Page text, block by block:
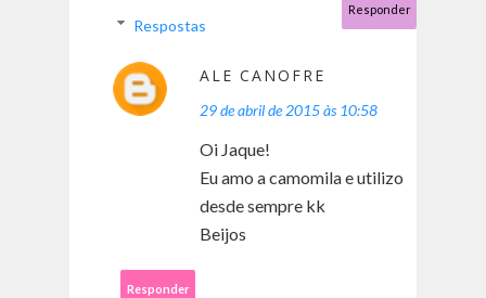
Responder
Respostas
ALE CANOFRE
29 de abril de 2015 às 10:58
Oi Jaque!
Eu amo a camomila e utilizo
desde sempre kk
Beijos
Responder